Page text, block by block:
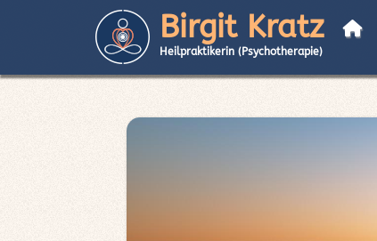
Birgit Kratz
Heilpraktikerin (Psychotherapie)